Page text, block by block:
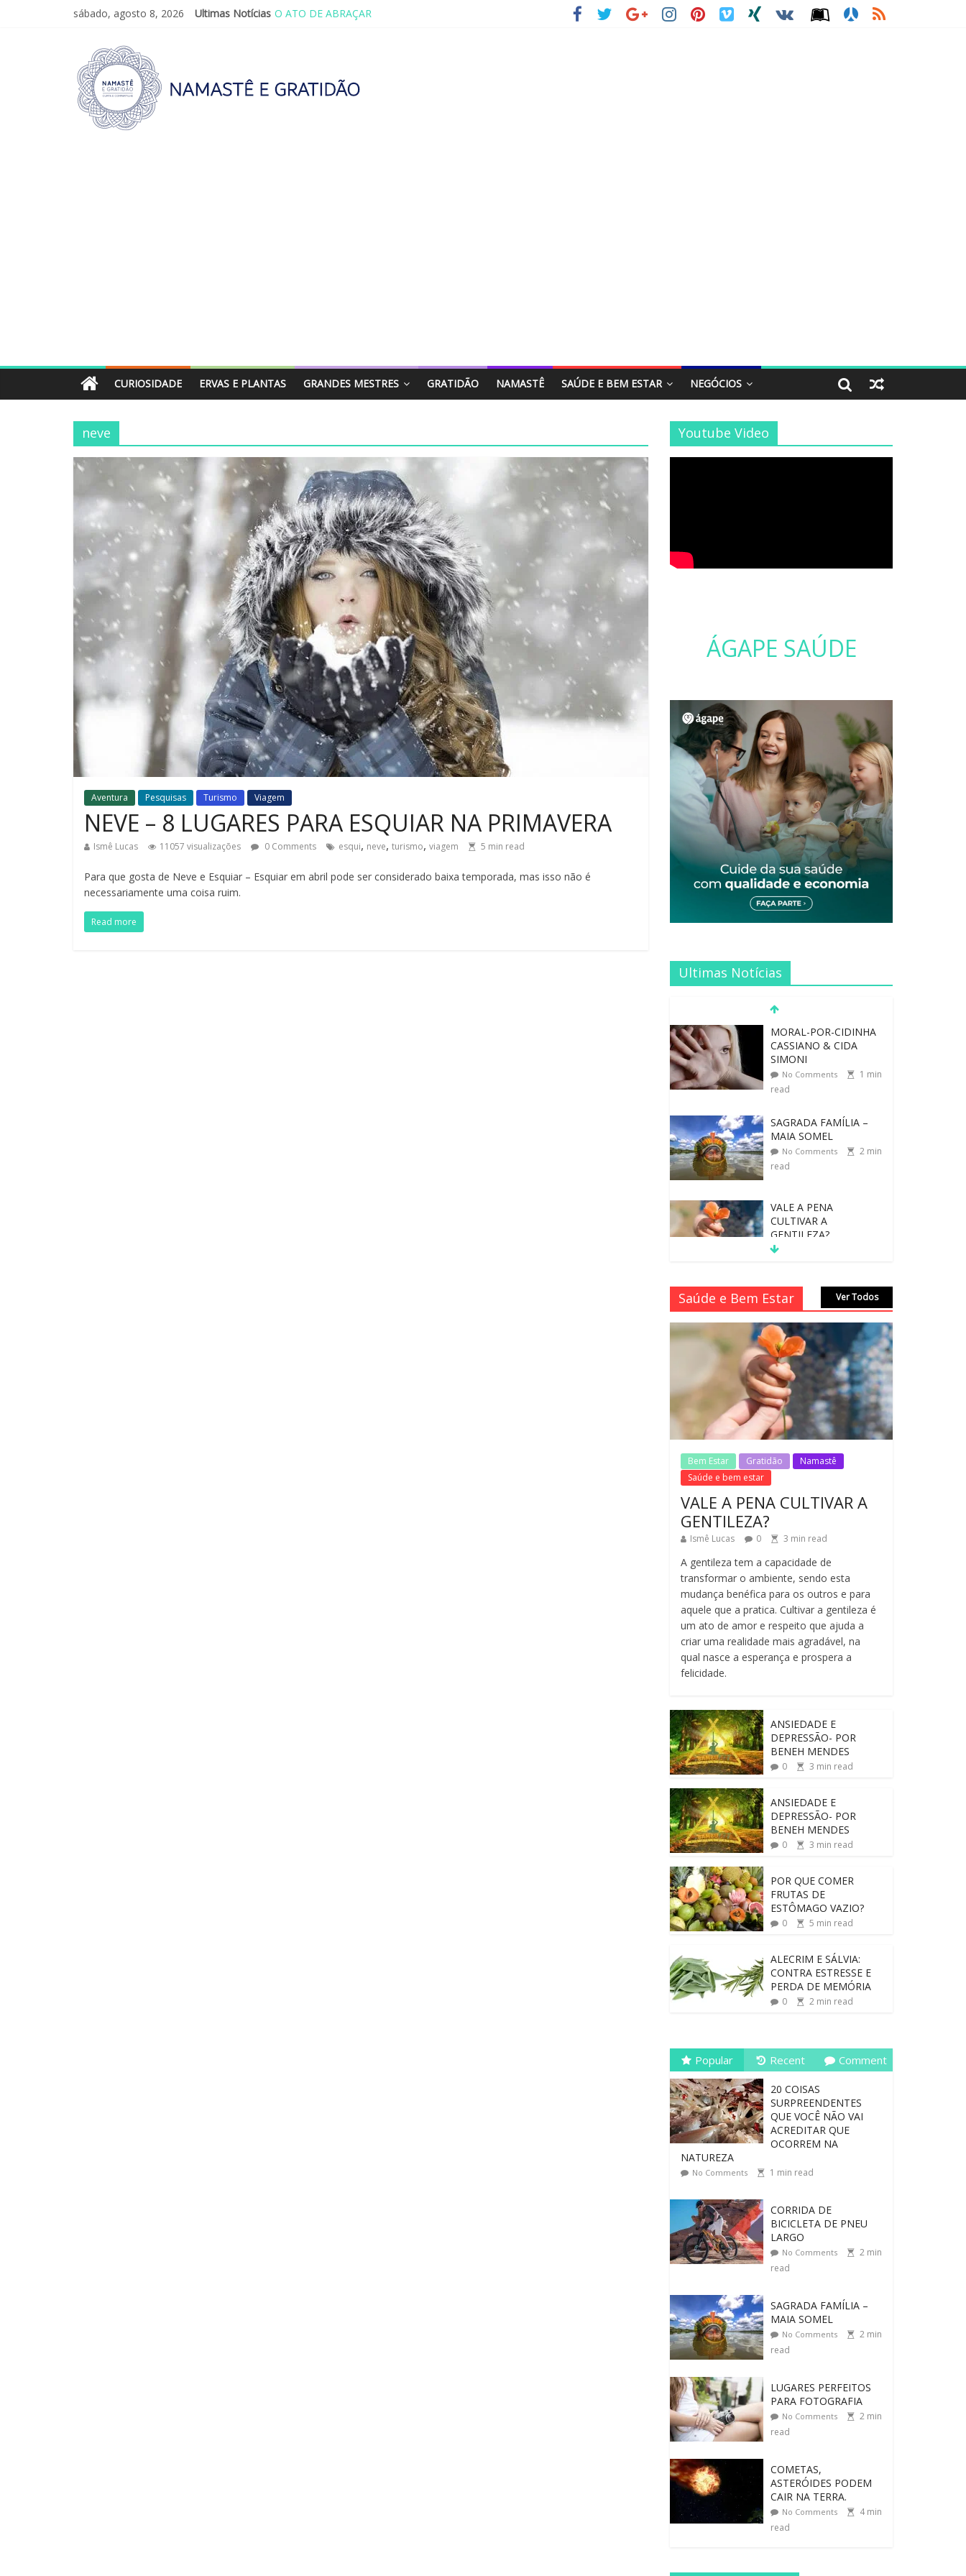
sábado, agosto 8, 2026 Ultimas Notícias O ATO DE ABRAÇAR
LEI DO RETORNO
CURIOSIDADE ERVAS E PLANTAS GRANDES MESTRES GRATIDÃO NAMASTÊ SAÚDE E BEM ESTAR NEGÓCIOS
neve
Aventura Pesquisas Turismo Viagem
NEVE – 8 LUGARES PARA ESQUIAR NA PRIMAVERA
Ismê Lucas 11057 visualizações 0 Comments esqui, neve, turismo, viagem 5 min read
Para que gosta de Neve e Esquiar – Esquiar em abril pode ser considerado baixa temporada, mas isso não é
necessariamente uma coisa ruim.
Read more
Youtube Video
ÁGAPE SAÚDE
Ultimas Notícias
CASSIANO & CIDA
No Comments 1min
read
SAGRADA FAMÍLIA –
read
VALE A PENA
No Comments
read
No Comments 2min
read
LEI DO RETORNO
No Comments 1min
read
O ATO DE ABRAÇAR
read
Saúde e Bem Estar Ver Todos
Bem Estar Gratidão
Namastê
Saúde e bem estar
VALE A PENA CULTIVAR A
GENTILEZA?
Ismê Lucas 0 3 min read
A gentileza tem a capacidade de
transformar o ambiente, sendo esta
mudança benéfica para os outros e para
aquele que a pratica. Cultivar a gentileza é
um ato de amor e respeito que ajuda a
criar uma realidade mais agradável, na
qual nasce a esperança e prospera a
felicidade.
ANSIEDADE E
DEPRESSÃO- POR
BENEH MENDES
0 3 min read
ANSIEDADE E
DEPRESSÃO- POR
BENEH MENDES
0 3 min read
POR QUE COMER
FRUTAS DE
ESTÔMAGO VAZIO?
0 5 min read
ALECRIM E SÁLVIA:
CONTRA ESTRESSE E
PERDA DE MEMÓRIA
0 2 min read
Popular Recent Comment
20 COISAS
SURPREENDENTES
QUE VOCÊ NÃO VAI
ACREDITAR QUE
OCORREM NA
NATUREZA
No Comments 1 min read
CORRIDA DE
BICICLETA DE PNEU
LARGO
No Comments 2 min
read
SAGRADA FAMÍLIA –
MAIA SOMEL
No Comments 2 min
read
LUGARES PERFEITOS
PARA FOTOGRAFIA
No Comments 2 min
read
COMETAS,
ASTERÓIDES PODEM
CAIR NA TERRA.
No Comments 4min
read